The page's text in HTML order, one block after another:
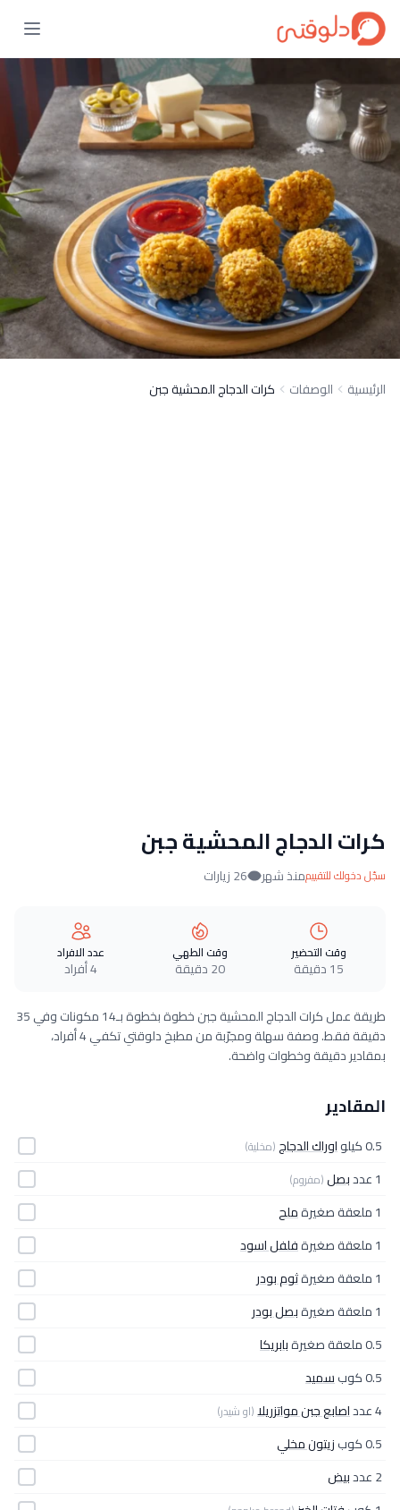
الرئيسية الوصفات كرات الدجاج المحشية جبن
كرات الدجاج المحشية جبن
سجّل دخولك للتقييممنذ شهر 26 زيارات
وقت التحضير
15 دقيقة
وقت الطهي
20 دقيقة
عدد الافراد
4 أفراد
طريقة عمل كرات الدجاج المحشية جبن خطوة بخطوة بـ14 مكونات وفي 35
دقيقة فقط. وصفة سهلة ومجرّبة من مطبخ دلوقتي تكفي 4 أفراد،
بمقادير دقيقة وخطوات واضحة.
المقادير
0.5 كيلو اوراك الدجاج(مخلية)
1 عدد بصل(مفروم)
1 ملعقة صغيرة
ملح
1 ملعقة صغيرة
فلفل اسود
1 ملعقة صغيرة
ثوم بودر
1 ملعقة صغيرة
بصل بودر
0.5 ملعقة صغيرة
بابريكا
0.5 كوب
سميد
4 عدد
اصابع جبن مواتزريلا(او شيدر)
0.5 كوب
زيتون مخلي
2 عدد
بيض